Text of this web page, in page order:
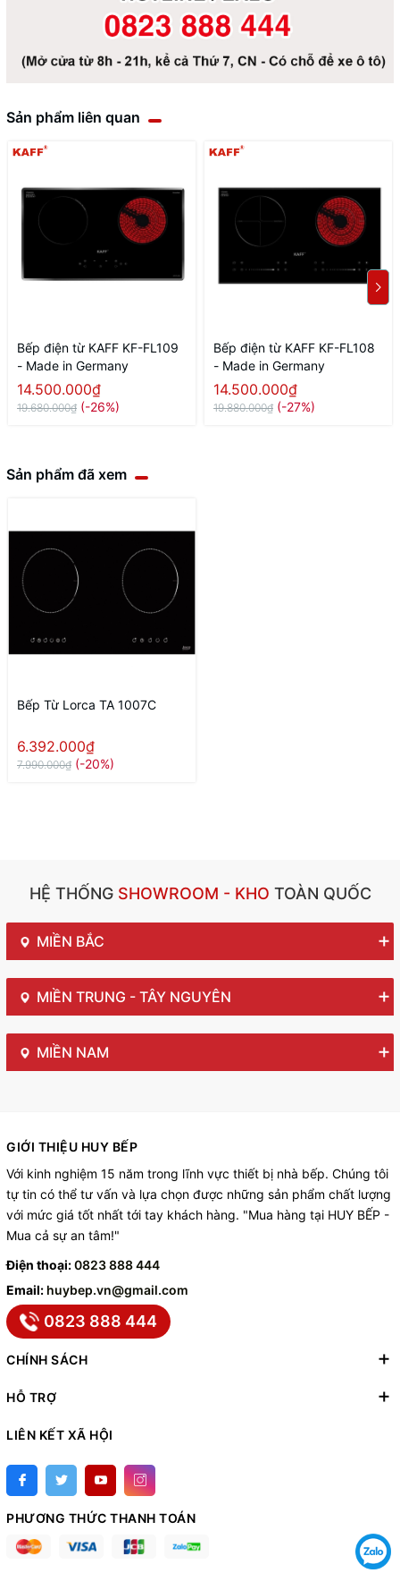
Sản phẩm liên quan
Bếp điện từ KAFF KF-FL109
- Made in Germany
14.500.000₫
19.680.000₫ (-26%)
Bếp điện từ KAFF KF-FL108
- Made in Germany
14.500.000₫
19.880.000₫ (-27%)
Sản phẩm đã xem
Bếp Từ Lorca TA 1007C
6.392.000₫
7.990.000₫ (-20%)
HỆ THỐNGSHOWROOM - KHO TOÀN QUỐC
MIỀN BẮC
MIỀN TRUNG - TÂY NGUYÊN
MIỀN NAM
GIỚI THIỆU HUY BẾP
Với kinh nghiệm 15 năm trong lĩnh vực thiết bị nhà bếp. Chúng tôi
tự tin có thể tư vấn và lựa chọn được những sản phẩm chất lượng
với mức giá tốt nhất tới tay khách hàng. "Mua hàng tại HUY BẾP -
Mua cả sự an tâm!"
Điện thoại:0823 888 444
Email: huybep.vn@gmail.com
0823 888 444
CHÍNH SÁCH
HỖ TRỢ
LIÊN KẾT XÃ HỘI
PHƯƠNG THỨC THANH TOÁN